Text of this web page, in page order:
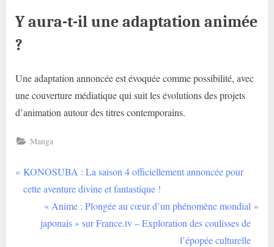
Y aura-t-il une adaptation animée
?
Une adaptation annoncée est évoquée comme possibilité, avec
une couverture médiatique qui suit les évolutions des projets
d’animation autour des titres contemporains.
Manga
Navigation
l’article
P
r
KONOSUBA : La saison 4 officiellement annoncée pour
cette aventure divine et fantastique !
N
e
« Anime : Plongée au cœur d’un phénomène mondial
japonais » sur France.tv – Exploration des coulisses de
l’épopée culturelle